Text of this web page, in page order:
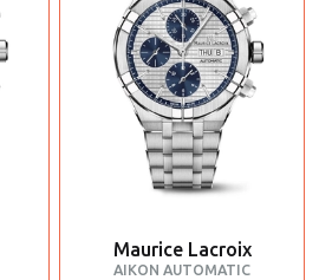
Maurice Lacroix
AIKON AUTOMATIC